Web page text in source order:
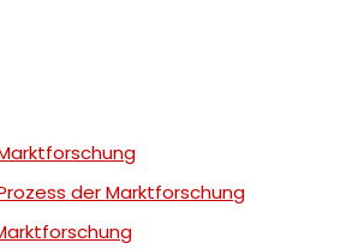
der Marktforschung